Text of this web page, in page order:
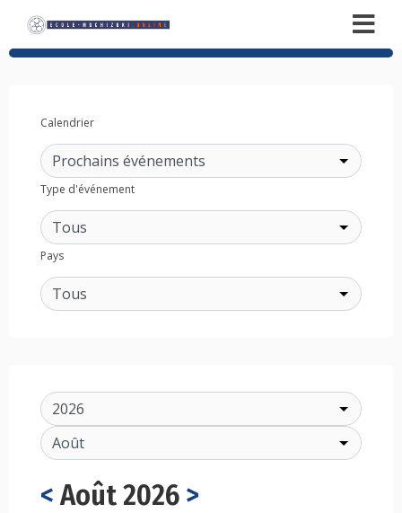
Calendrier
Type d'événement
Pays
< Août 2026 >